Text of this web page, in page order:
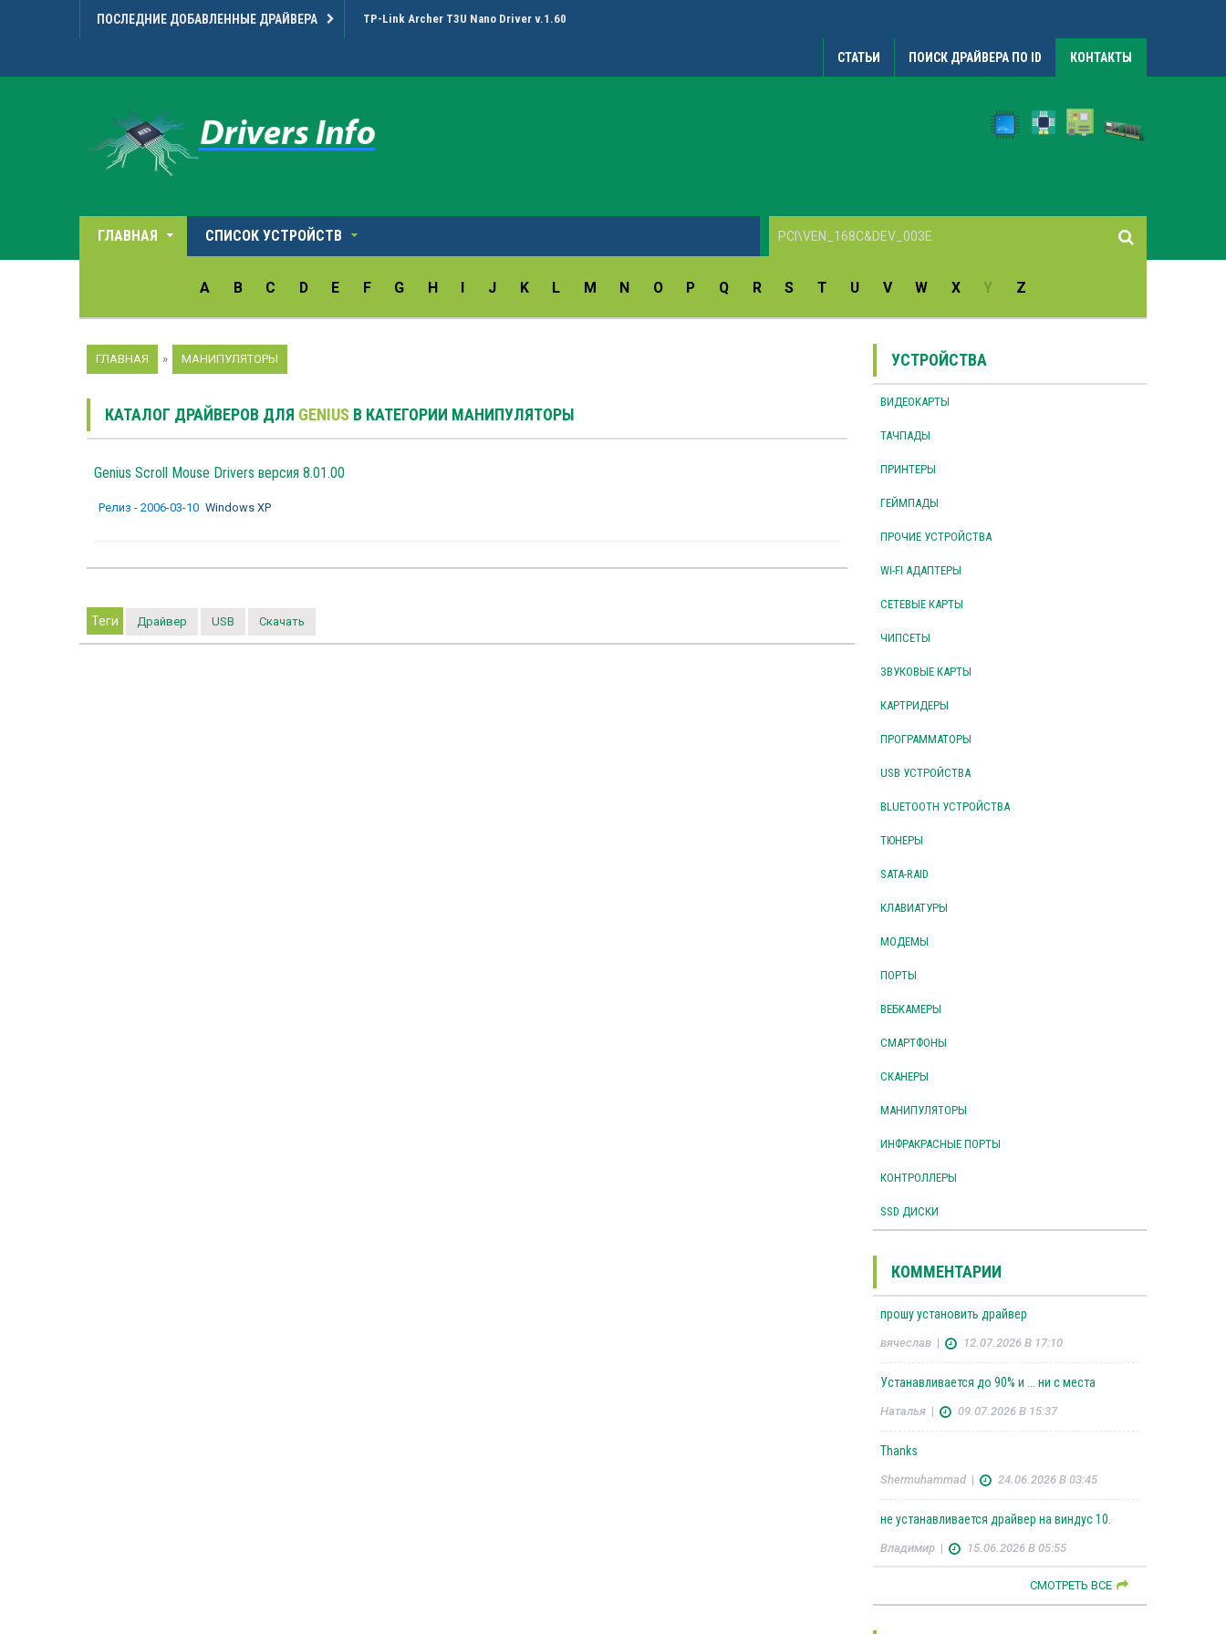
ПОСЛЕДНИЕ ДОБАВЛЕННЫЕ ДРАЙВЕРА Microarray Fingerprint Reader Driver v.18.5.54.172/9.47.11.214
СТАТЬИ ПОИСК ДРАЙВЕРА ПО ID КОНТАКТЫ
ГЛАВНАЯ СПИСОК УСТРОЙСТВ
A B C D E F G H J K L M N O P Q R S T U V W X Y Z
ГЛАВНАЯ » МАНИПУЛЯТОРЫ
КАТАЛОГ ДРАЙВЕРОВ ДЛЯ GENIUS В КАТЕГОРИИ МАНИПУЛЯТОРЫ
Genius Scroll Mouse Drivers версия 8.01.00
Релиз - 2006-03-10 Windows XP
Теги Драйвер USB Скачать
УСТРОЙСТВА
ВИДЕОКАРТЫ
ТАЧПАДЫ
ПРИНТЕРЫ
ГЕЙМПАДЫ
ПРОЧИЕ УСТРОЙСТВА
WI-FI АДАПТЕРЫ
СЕТЕВЫЕ КАРТЫ
ЧИПСЕТЫ
ЗВУКОВЫЕ КАРТЫ
КАРТРИДЕРЫ
ПРОГРАММАТОРЫ
USB УСТРОЙСТВА
BLUETOOTH УСТРОЙСТВА
ТЮНЕРЫ
SATA-RAID
КЛАВИАТУРЫ
МОДЕМЫ
ПОРТЫ
ВЕБКАМЕРЫ
СМАРТФОНЫ
СКАНЕРЫ
МАНИПУЛЯТОРЫ
ИНФРАКРАСНЫЕ ПОРТЫ
КОНТРОЛЛЕРЫ
SSD ДИСКИ
КОММЕНТАРИИ
прошу установить драйвер
вячеслав| 12.07.2026 В 17:10
Устанавливается до 90% и ... ни с места
Наталья| 09.07.2026 В 15:37
Thanks
Shermuhammad| 24.06.2026 В 03:45
не устанавливается драйвер на виндус 10.
Владимир| 15.06.2026 В 05:55
СМОТРЕТЬ ВСЕ